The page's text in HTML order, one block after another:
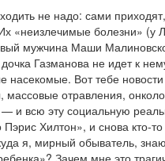
не надо: сами
«неизлечимые болезни» (у
мужчина Маши
Газманова не идет к
насекомые. Вот тебе
массовые отравления,
и всю эту социальную
Пэрис Хилтон», и снова кто-
я, мирный обыватель,
Зачем мне это